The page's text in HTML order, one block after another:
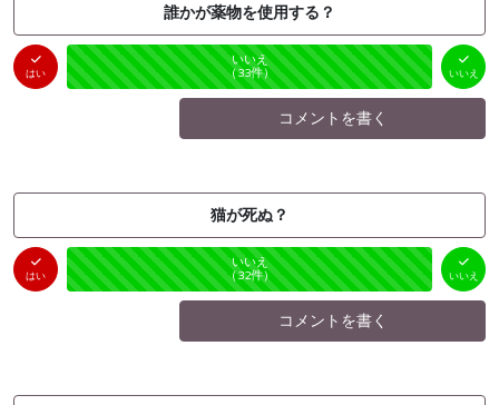
誰かが薬物を使用する？
はい
はい
（0件）
未投票
いいえ
（33件） いいえ
コメントを書く
猫が死ぬ？
はい
はい
（0件）
未投票
いいえ
（32件） いいえ
コメントを書く